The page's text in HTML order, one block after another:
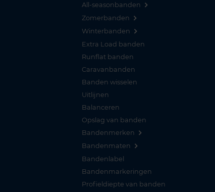
All-seasonbanden
Zomerbanden
Winterbanden
Extra Load banden
Runflat banden
Caravanbanden
Banden wisselen
Uitlijnen
Balanceren
Opslag van banden
Bandenmerken
Bandenmaten
Bandenlabel
Bandenmarkeringen
Profieldiepte van banden